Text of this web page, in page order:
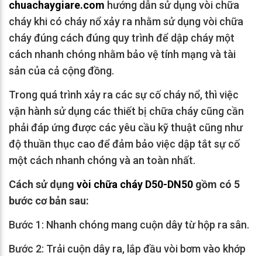
chuachaygiare.com hướng dẫn sử dụng vòi chữa
cháy khi có cháy nổ xảy ra nhằm sử dụng vòi chữa
cháy đúng cách đúng quy trình để dập cháy một
cách nhanh chóng nhằm bảo vệ tính mạng và tài
sản của cả cộng đồng.
Trong quá trình xảy ra các sự cố cháy nổ, thì việc
vận hành sử dụng các thiết bị chữa cháy cũng cần
phải đáp ứng được các yêu cầu kỹ thuật cũng như
độ thuần thục cao để đảm bảo việc dập tắt sự cố
một cách nhanh chóng và an toàn nhất.
Cách sử dụng vòi chữa cháy D50-DN50 gồm có 5
bước cơ bản sau:
Bước 1: Nhanh chóng mang cuộn dây từ hộp ra sân.
Bước 2: Trải cuộn dây ra, lắp đầu vòi bơm vào khớp